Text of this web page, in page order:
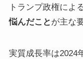
トランプ政権によ
悩んだこと が主な
実質成長率は2024